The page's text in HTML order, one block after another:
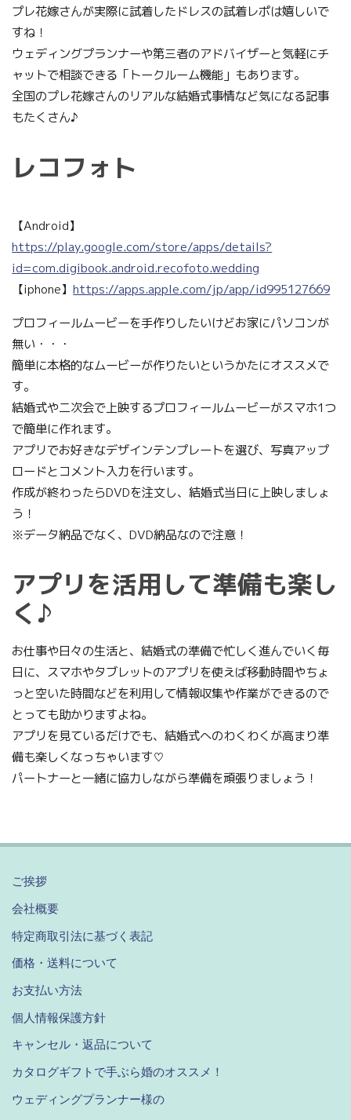
プレ花嫁さんが実際に試着したドレスの試着レポは嬉しいで
すね！
ウェディングプランナーや第三者のアドバイザーと気軽にチ
ャットで相談できる「トークルーム機能」もあります。
全国のプレ花嫁さんのリアルな結婚式事情など気になる記事
もたくさん♪
レコフォト
【Android】
https://play.google.com/store/apps/details?
id=com.digibook.android.recofoto.wedding
【iphone】https://apps.apple.com/jp/app/id995127669
プロフィールムービーを手作りしたいけどお家にパソコンが
無い・・・
簡単に本格的なムービーが作りたいというかたにオススメで
す。
結婚式や二次会で上映するプロフィールムービーがスマホ1つ
で簡単に作れます。
アプリでお好きなデザインテンプレートを選び、写真アップ
ロードとコメント入力を行います。
作成が終わったらDVDを注文し、結婚式当日に上映しましょ
う！
※データ納品でなく、DVD納品なので注意！
アプリを活用して準備も楽し
く♪
お仕事や日々の生活と、結婚式の準備で忙しく進んでいく毎
日に、スマホやタブレットのアプリを使えば移動時間やちょ
っと空いた時間などを利用して情報収集や作業ができるので
とっても助かりますよね。
アプリを見ているだけでも、結婚式へのわくわくが高まり準
備も楽しくなっちゃいます♡
パートナーと一緒に協力しながら準備を頑張りましょう！
ご挨拶
会社概要
特定商取引法に基づく表記
価格・送料について
お支払い方法
個人情報保護方針
キャンセル・返品について
カタログギフトで手ぶら婚のオススメ！
ウェディングプランナー様の